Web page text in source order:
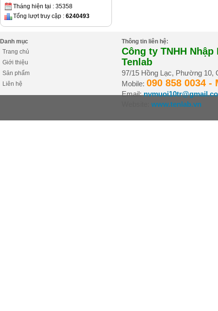
Tháng hiện tại : 35358
Tổng lượt truy cập : 6240493
Danh mục
Trang chủ
Giới thiệu
Sản phẩm
Liên hệ
Thông tin liên hệ:
Công ty TNHH
Tenlab
97/15 Hồng Lạc, Phường 10,
Mobile: 090 858 0034 -
Email:
www.tenlab.vn